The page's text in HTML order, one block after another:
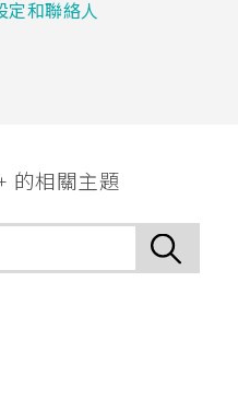
定和聯絡人
的相關主題